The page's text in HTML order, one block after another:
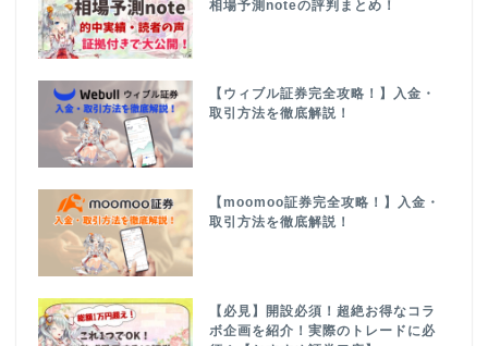
相場予測noteの評判まとめ！
【ウィブル証券完全攻略！】入金・
取引方法を徹底解説！
【moomoo証券完全攻略！】入金・
取引方法を徹底解説！
【必見】開設必須！超絶お得なコラ
ボ企画を紹介！実際のトレードに必